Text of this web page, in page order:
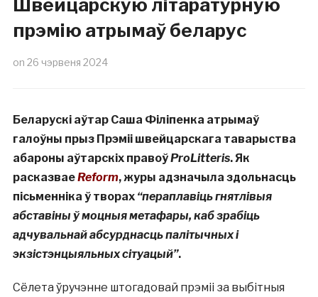
Швейцарскую літаратурную
прэмію атрымаў беларус
on 26 чэрвеня 2024
Беларускі аўтар Саша Філіпенка атрымаў
галоўны прыз Прэміі швейцарскага таварыства
абароны аўтарскіх правоўProLitteris. Як
расказваеReform, журы адзначыла здольнасць
пісьменніка ў творах “пераплавіць гнятлівыя
абставіны ў моцныя метафары, каб зрабіць
адчувальнай абсурднасць палітычных і
экзістэнцыяльных сітуацый”.
Сёлета ўручэнне штогадовай прэміі за выбітныя